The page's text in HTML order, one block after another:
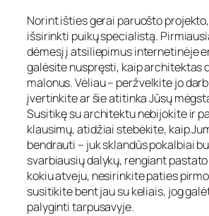
Norint išties gerai paruošto
išsirinkti puikų specialistą.
dėmesį į atsiliepimus internetinėje
galėsite nuspręsti, kaip architektas
malonus. Vėliau – peržvelkite jo
įvertinkite ar šie atitinka Jūsų
Susitikę su architektu nebijokite ir
klausimų, atidžiai stebėkite, kaip
bendrauti – juk sklandūs pokalbiai
svarbiausių dalykų, rengiant
kokiu atveju, nesirinkite paties
susitikite bent jau su keliais, jog
palyginti tarpusavyje.